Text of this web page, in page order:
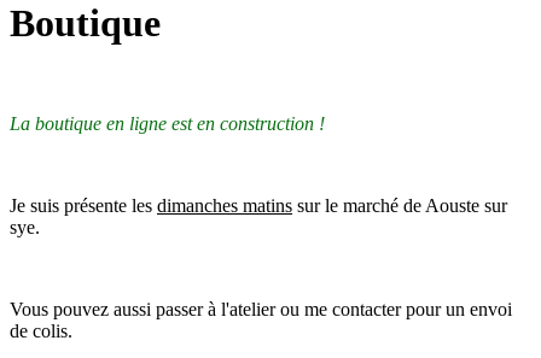
Boutique
La boutique en ligne est en construction !
Je suis présente lesdimanches matinssur le marché de Aouste sur
sye.
Vous pouvez aussi passer à l'atelier ou me contacter pour un envoi
de colis.